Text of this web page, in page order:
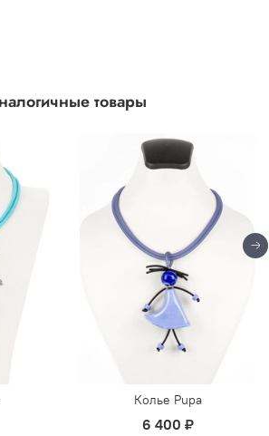
товары
Колье Pupa
6 400 ₽